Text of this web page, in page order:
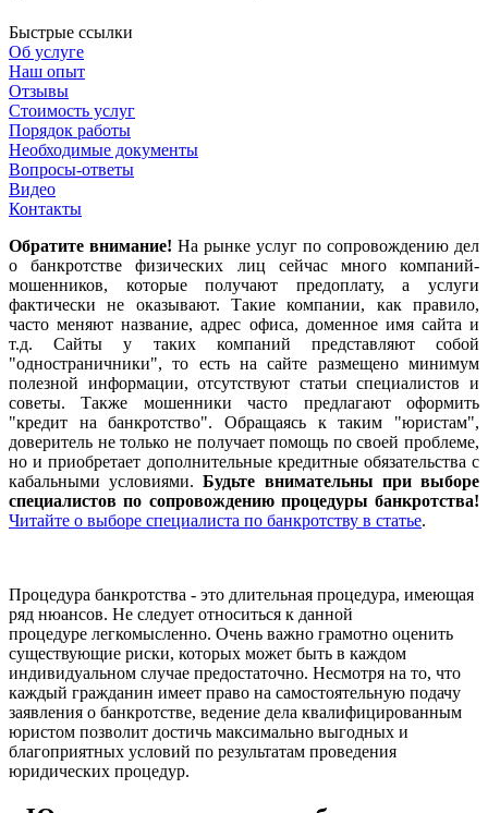
Быстрые ссылки
Об услуге
Наш опыт
Отзывы
Стоимость услуг
Порядок работы
Необходимые документы
Вопросы-ответы
Видео
Контакты
Обратите внимание! На рынке услуг по сопровождению дел
о банкротстве физических лиц сейчас много компаний-
мошенников, которые получают предоплату, а услуги
фактически не оказывают. Такие компании, как правило,
часто меняют название, адрес офиса, доменное имя сайта и
т.д. Сайты у таких компаний представляют собой
"одностраничники", то есть на сайте размещено минимум
полезной информации, отсутствуют статьи специалистов и
советы. Также мошенники часто предлагают оформить
"кредит на банкротство". Обращаясь к таким "юристам",
доверитель не только не получает помощь по своей проблеме,
но и приобретает дополнительные кредитные обязательства с
кабальными условиями.Будьте внимательны при выборе
специалистов по сопровождению процедуры банкротства!
Читайте о выборе специалиста по банкротству в статье.
Процедура банкротства - это длительная процедура, имеющая
ряд нюансов. Не следует относиться к данной
процедуре легкомысленно. Очень важно грамотно оценить
существующие риски, которых может быть в каждом
индивидуальном случае предостаточно. Несмотря на то, что
каждый гражданин имеет право на самостоятельную подачу
заявления о банкротстве, ведение дела квалифицированным
юристом позволит достичь максимально выгодных и
благоприятных условий по результатам проведения
юридических процедур.